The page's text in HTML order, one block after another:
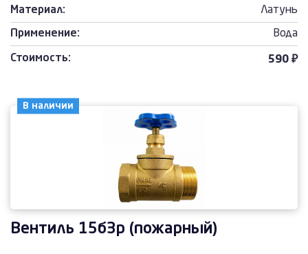
Материал: Латунь
Применение: Вода
Стоимость: 590 ₽
В наличии
Вентиль 15б3р (пожарный)